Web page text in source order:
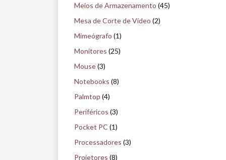
Meios de Armazenamento (45)
Mesa de Corte de Vídeo (2)
Mimeógrafo (1)
Monitores (25)
Mouse(3)
Notebooks (8)
Palmtop (4)
Periféricos (3)
Pocket PC (1)
Processadores (3)
Projetores (8)